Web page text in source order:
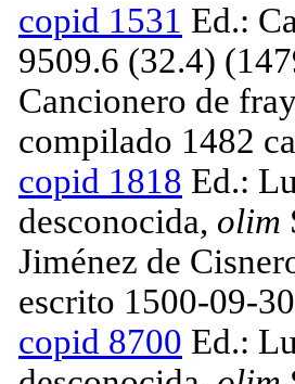
copid 1531 Ed.:
9509.6 (32.4)
Cancionero de
compilado 1482
copid 1818 Ed.:
desconocida, olim
Jiménez de
escrito 1500-09-
copid 8700 Ed.: